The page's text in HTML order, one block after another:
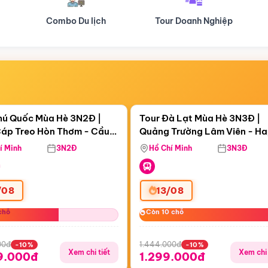
Tour Doanh Nghiệp Du lịch Hành Hương
19:16:43
Treo Hòn Thơm
Quốc Mùa Hè 3N2Đ |
Treo Hòn Thơm - Cầu
Viên Nước Aquatopia
Minh 3N2Đ
-10%
Xem chi tiết
Còn04 ngày 19:16:43
Tour Đà Lạt Mùa Hè 3N3Đ |
Quảng Trường Lâm Viên -
Hill - Puppy Farm
Hồ Chí Minh 3N3Đ
13/08
Còn 10 chỗ
Còn 10 chỗ
1.444.000đ -10%
1.299.000đ Xem